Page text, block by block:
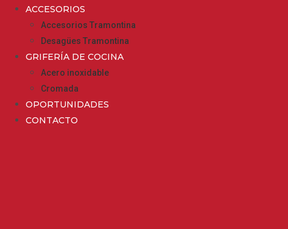
ACCESORIOS
Accesorios Tramontina
Desagües Tramontina
GRIFERÍA DE COCINA
Acero inoxidable
Cromada
OPORTUNIDADES
CONTACTO